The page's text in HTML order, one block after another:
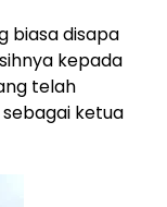
biasa disapa
kepada
telah
ketua